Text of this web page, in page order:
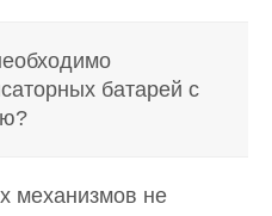
батарей с
механизмов не